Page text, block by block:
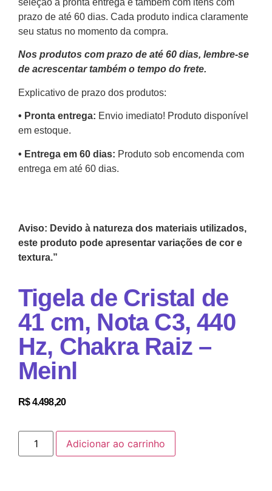
seleção à pronta entrega e também com itens com
prazo de até 60 dias. Cada produto indica claramente
seu status no momento da compra.
Nos produtos com prazo de até 60 dias, lembre-se
de acrescentar também o tempo do frete.
Explicativo de prazo dos produtos:
•⁠ ⁠Pronta entrega: Envio imediato! Produto disponível
em estoque.
•⁠ Entrega em 60 dias: Produto sob encomenda com
entrega em até 60 dias.
Aviso: Devido à natureza dos materiais utilizados,
este produto pode apresentar variações de cor e
textura.”
Tigela de Cristal de
41 cm, Nota C3, 440
Hz, Chakra Raiz –
Meinl
R$4.498,20
Adicionar ao carrinho